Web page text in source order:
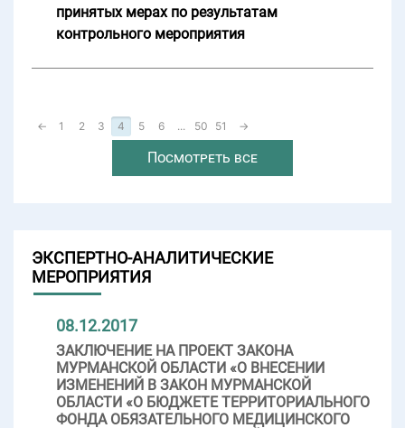
принятых мерах по результатам
контрольного мероприятия
← 1 2 3 4 5 6 ... 50 51 →
Посмотреть все
ЭКСПЕРТНО-АНАЛИТИЧЕСКИЕ
МЕРОПРИЯТИЯ
08.12.2017
ЗАКЛЮЧЕНИЕ НА ПРОЕКТ ЗАКОНА
МУРМАНСКОЙ ОБЛАСТИ «О ВНЕСЕНИИ
ИЗМЕНЕНИЙ В ЗАКОН МУРМАНСКОЙ
ОБЛАСТИ «О БЮДЖЕТЕ ТЕРРИТОРИАЛЬНОГО
ФОНДА ОБЯЗАТЕЛЬНОГО МЕДИЦИНСКОГО